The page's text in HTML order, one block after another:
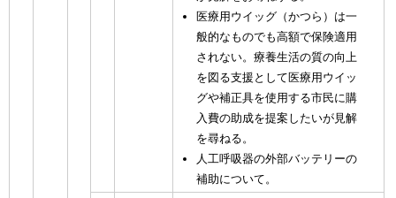
医療用ウイッグ（かつら）は一
般的なものでも高額で保険適用
されない。療養生活の質の向上
を図る支援として医療用ウイッ
グや補正具を使用する市民に購
入費の助成を提案したいが見解
を尋ねる。
人工呼吸器の外部バッテリーの
補助について。